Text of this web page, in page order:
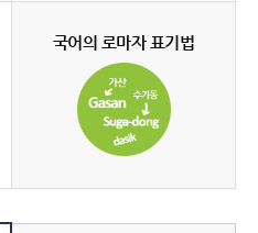
국어의 로마자 표기법